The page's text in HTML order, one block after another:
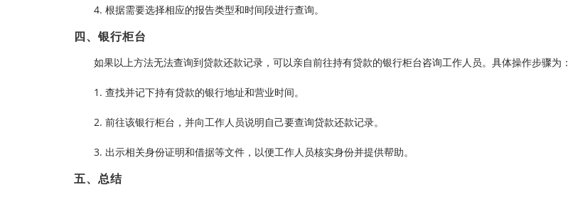
4. 根据需要选择相应的报告类型和时间段进行查询。
四、银行柜台
如果以上方法无法查询到贷款还款记录，可以亲自前往持有贷款的银行柜台咨询工作人员。具体操作步骤为：
1. 查找并记下持有贷款的银行地址和营业时间。
2. 前往该银行柜台，并向工作人员说明自己要查询贷款还款记录。
3. 出示相关身份证明和借据等文件，以便工作人员核实身份并提供帮助。
五、总结